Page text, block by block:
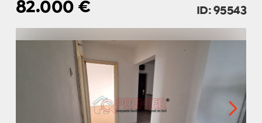
82.000€ ID: 95543